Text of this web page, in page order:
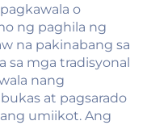
o
ng paghila ng
na pakinabang sa
sa mga tradisyonal
nang
at pagsarado
umiikot. Ang